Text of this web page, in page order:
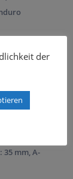
35 mm, A-
der